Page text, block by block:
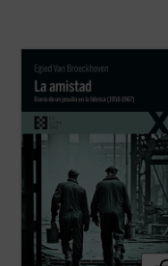
de extractos editados e inéditos del diario
al que el jesuita Van Broeckhoven confió
sus reflexiones. En él se disciernen
tradición de la Iglesia ...